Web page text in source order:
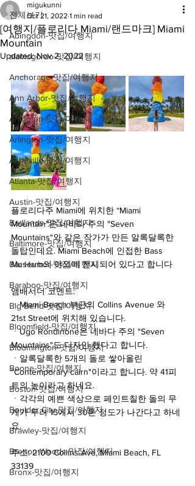
전체보기
Abingdon-맛집/여행지
alamogordo-맛집/여행지
Anchorage-맛집/여행지
Ann Arbor-맛집/여행지
Arlington-맛집/여행지
Arlington-맛집/여행지
Asheville-맛집/여행지
Atlanta-맛집/여행지
Austin-맛집/여행지
Badlands-맛집/여행지
Baltimore-맛집/여행지
Bar Harbor-맛집/여행지
Baraboo-맛집/여행지
Big Bend-맛집/여행지
Bloomfield-맛집/여행지
Bloomington-맛집/여행지
Boone-맛집/여행지
Boston-맛집/여행지
Boulder City-맛집/여행지
Brawley-맛집/여행지
Bretton Woods-맛집/여행지
Bronx-맛집/여행지
[여행지/플로리다 Miami/랜드마크] Miami
Mountain
migukunni
Oct 21, 2022 1 min read
Updated:Nov 2, 2022
플로리다주 Miami에 위치한 “Miami
Mountain”은 네바다 주의 "Seven
Mountains"와 같은 작가가 만든 알록달록한
돌탑인데요. Miami Beach에 인접한 Bass
Museum의 야외에 전시되어 있다고 합니다
앰배서더 코멘트:
ㆍMiami Beach 부근의 Collins Avenue 와
21st Street에 위치해 있습니다.
ㆍUgo Rondinone은 네바다 주의 "Seven
Mountains"도 디자인 했다고 합니다.
ㆍ알록달록한 5개의 돌로 쌓아올린
"Contemporary cairn"이라고 합니다. 약 41피
트의 높이라고 하네요.
ㆍ각각의 예쁜 색상으로 페인트칠한 돌의 무
게가 무려 15에서 30톤 정도가 나간다고 하네
요.
주소: 2100 Collins Ave, Miami Beach, FL
33139